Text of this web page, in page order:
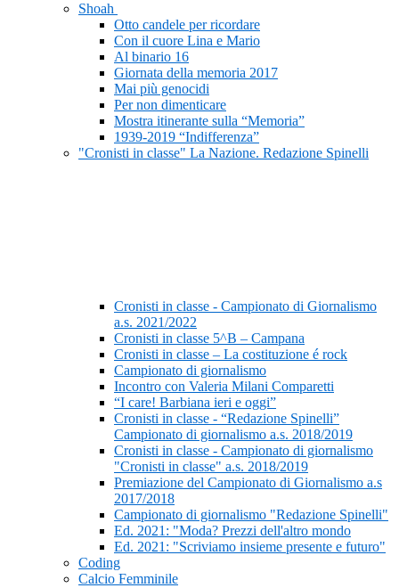
Shoah
Otto candele per ricordare
Con il cuore Lina e Mario
Al binario 16
Giornata della memoria 2017
Mai più genocidi
Per non dimenticare
Mostra itinerante sulla “Memoria”
1939-2019 “Indifferenza”
"Cronisti in classe" La Nazione. Redazione Spinelli
Cronisti in classe - Campionato di Giornalismo
a.s. 2021/2022
Cronisti in classe 5^B – Campana
Cronisti in classe – La costituzione é rock
Campionato di giornalismo
Incontro con Valeria Milani Comparetti
“I care! Barbiana ieri e oggi”
Cronisti in classe - “Redazione Spinelli”
Campionato di giornalismo a.s. 2018/2019
Cronisti in classe - Campionato di giornalismo
"Cronisti in classe" a.s. 2018/2019
Premiazione del Campionato di Giornalismo a.s
2017/2018
Campionato di giornalismo "Redazione Spinelli"
Ed. 2021: "Moda? Prezzi dell'altro mondo
Ed. 2021: "Scriviamo insieme presente e futuro"
Coding
Calcio Femminile